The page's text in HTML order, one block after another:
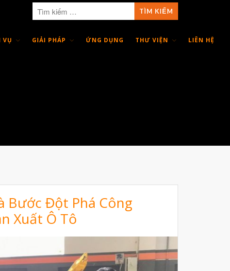
Máy in 3D EOS
Máy In 3D FDM Để Bàn & Công
Bio Printer – In 3D Sinh Học Ứng
Máy In 3D Kim Loại
Phân Tích Lực & Mô Phỏng
VỤ GIẢI PHÁP ỨNG DỤNG THƯ VIỆN LIÊN HỆ
Bước Đột Phá Công
Xuất Ô Tô